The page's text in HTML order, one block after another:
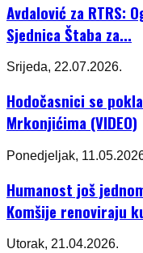
Avdalović za RTRS:
Sjednica Štaba za...
Srijeda, 22.07.2026.
Hodočasnici se
Mrkonjićima (VIDEO)
Ponedjeljak,
Humanost još
Komšije renoviraju
Utorak, 21.04.2026.